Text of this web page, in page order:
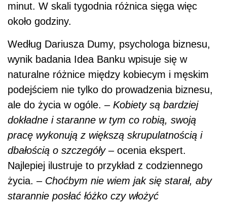
minut. W skali tygodnia różnica sięga więc
około godziny.
Według Dariusza Dumy, psychologa biznesu,
wynik badania Idea Banku wpisuje się w
naturalne różnice między kobiecym i męskim
podejściem nie tylko do prowadzenia biznesu,
ale do życia w ogóle. – Kobiety są bardziej
dokładne i staranne w tym co robią, swoją
pracę wykonują z większą skrupulatnością i
dbałością o szczegóły – ocenia ekspert.
Najlepiej ilustruje to przykład z codziennego
życia. –Choćbym nie wiem jak się starał, aby
starannie posłać łóżko czy włożyć